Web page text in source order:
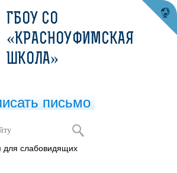
бюджета 2
ГБОУ СО
«КРАСНОУФИМСКАЯ
ШКОЛА»
письмо
для слабовидящих